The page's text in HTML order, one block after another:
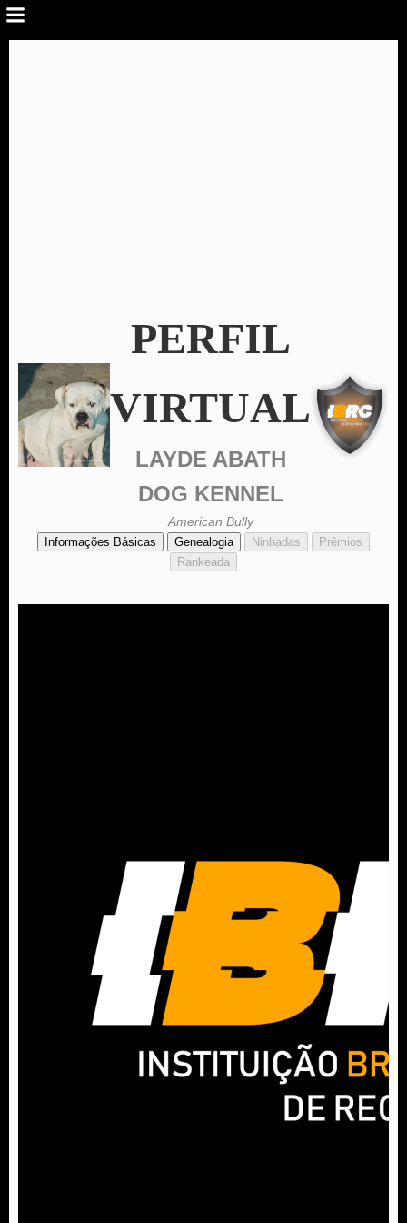
PERFIL
VIRTUAL
LAYDE ABATH
DOG KENNEL
American Bully
Informações Básicas Genealogia Ninhadas
Prêmios
Rankeada